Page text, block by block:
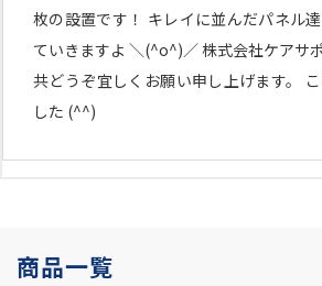
枚の設置です！ キレイに並んだパネル
ていきますよ ＼(^o^)／ 株式会社ケアサ
共どうぞ宜しくお願い申し上げます。
した (^^)
商品一覧